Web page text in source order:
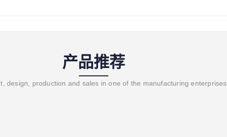
产品推荐
design, production and sales in one of the manufacturing enterprises